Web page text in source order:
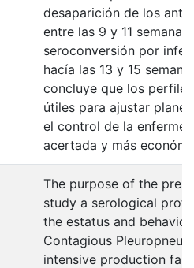
desaparición de los
entre las 9 y 11
seroconversión por
hacía las 13 y 15
concluye que los
útiles para ajustar
el control de la
acertada y más
The purpose of the
study a serological
the estatus and
Contagious
intensive production